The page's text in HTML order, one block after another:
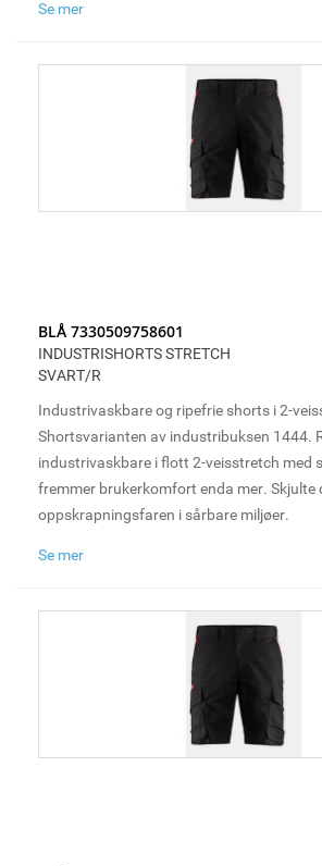
Se mer
BLÅ 7330509758601
INDUSTRISHORTS STRETCH
SVART/R
Industrivaskbare og ripefrie shorts i 2-
Shortsvarianten av industribuksen 1444.
industrivaskbare i flott 2-veisstretch med
fremmer brukerkomfort enda mer. Skjulte
oppskrapningsfaren i sårbare miljøer.
Se mer